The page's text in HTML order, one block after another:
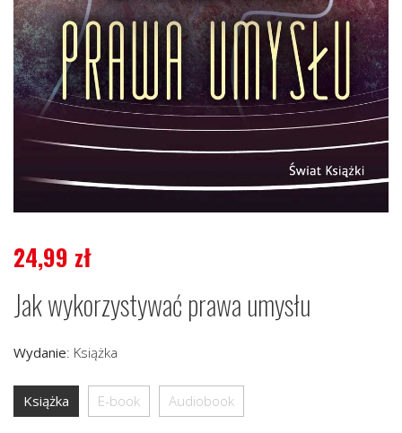
24,99 zł
Jak wykorzystywać prawa umysłu
Wydanie: Książka
Książka E-book Audiobook